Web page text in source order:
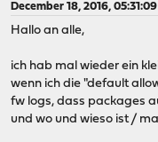
December 18, 2016, 05:31:09
Hallo an alle,
ich hab mal wieder ein
wenn ich die "default
fw logs, dass packages
und wo und wieso ist /